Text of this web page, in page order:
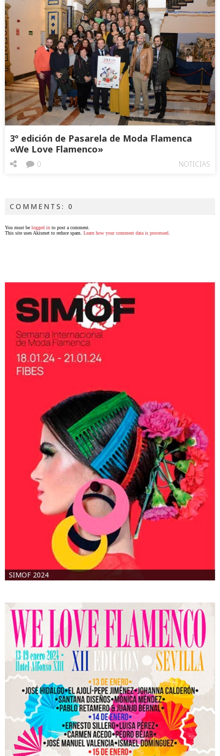
3º edición de Pasarela de Moda Flamenca
«We Love Flamenco»
NOTICIAS
0
COMMENTS: 0
You must be logged in to post a comment.
This site uses Akismet to reduce spam. Learn how your comment data is processed
SIMOF 2024